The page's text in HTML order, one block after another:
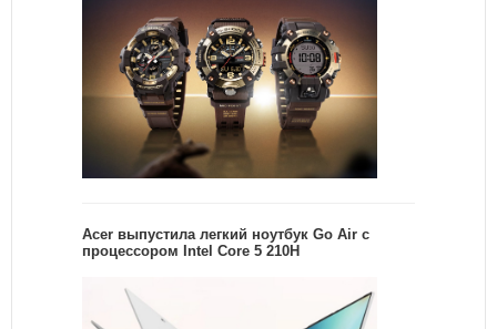
Acer выпустила легкий ноутбук Go Air c
процессором Intel Core 5 210H